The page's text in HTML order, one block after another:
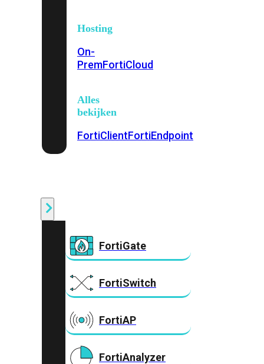
Hosting
On-
PremFortiCloud
Alles
bekijken
FortiClientFortiEndpoint
FortiGate
FortiSwitch
FortiAP
FortiAnalyzer